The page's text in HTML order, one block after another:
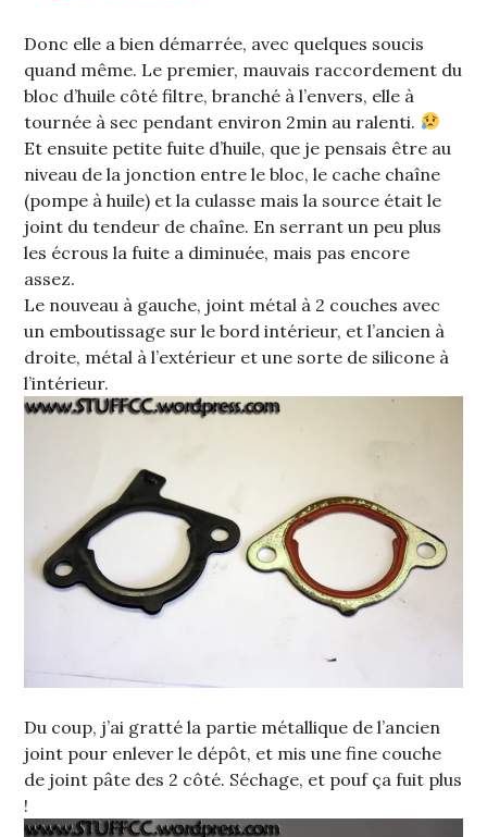
Donc elle a bien démarrée, avec quelques soucis
quand même. Le premier, mauvais raccordement du
bloc d’huile côté filtre, branché à l’envers, elle à
tournée à sec pendant environ 2min au ralenti.
Et ensuite petite fuite d’huile, que je pensais être au
niveau de la jonction entre le bloc, le cache chaîne
(pompe à huile) et la culasse mais la source était le
joint du tendeur de chaîne. En serrant un peu plus
les écrous la fuite a diminuée, mais pas encore
assez.
Le nouveau à gauche, joint métal à 2 couches avec
un emboutissage sur le bord intérieur, et l’ancien à
droite, métal à l’extérieur et une sorte de silicone à
l’intérieur.
Du coup, j’ai gratté la partie métallique de l’ancien
joint pour enlever le dépôt, et mis une fine couche
de joint pâte des 2 côté. Séchage, et pouf ça fuit plus
!